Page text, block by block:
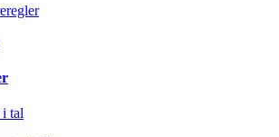
tal